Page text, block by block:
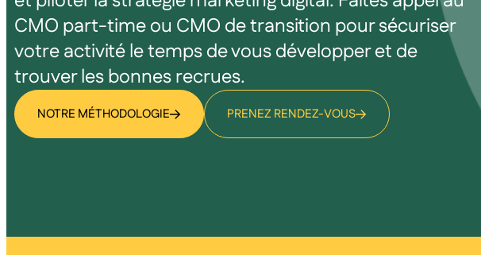
CMO part-time ou CMO de transition pour sécuriser
votre activité le temps de vous développer et de
trouver les bonnes recrues.
NOTRE MÉTHODOLOGIE PRENEZ RENDEZ-VOUS